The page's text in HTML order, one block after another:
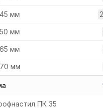
мм
мм
мм
мм
мм
мм
мм
мм
ПК 35